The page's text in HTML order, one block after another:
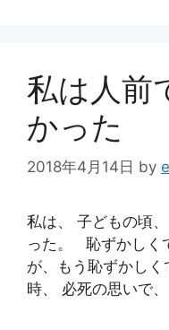
私は人前
かった
2018年4月14日 by
私は、 子どもの頃
った。 恥ずかしく
が、もう恥ずかし
時、 必死の思いで